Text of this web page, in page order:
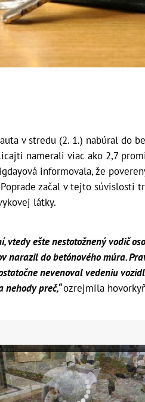
v stredu (2. 1.) nabúral do
namerali viac ako 2,7
informovala, že
začal v tejto súvislosti
látky.
vtedy ešte nestotožnený vodič
narazil do betónového múra.
nevenoval vedeniu
nehody preč,“ozrejmila